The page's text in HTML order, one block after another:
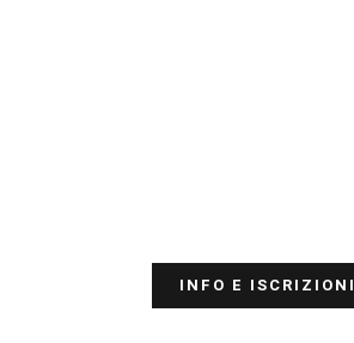
INFO E ISCRIZIONI